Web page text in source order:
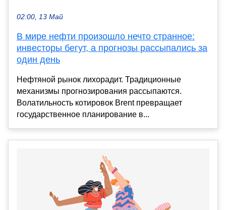
02:00, 13 Май
В мире нефти произошло нечто странное:
инвесторы бегут, а прогнозы рассыпались за
один день
Нефтяной рынок лихорадит. Традиционные
механизмы прогнозирования рассыпаются.
Волатильность котировок Brent превращает
государственное планирование в...